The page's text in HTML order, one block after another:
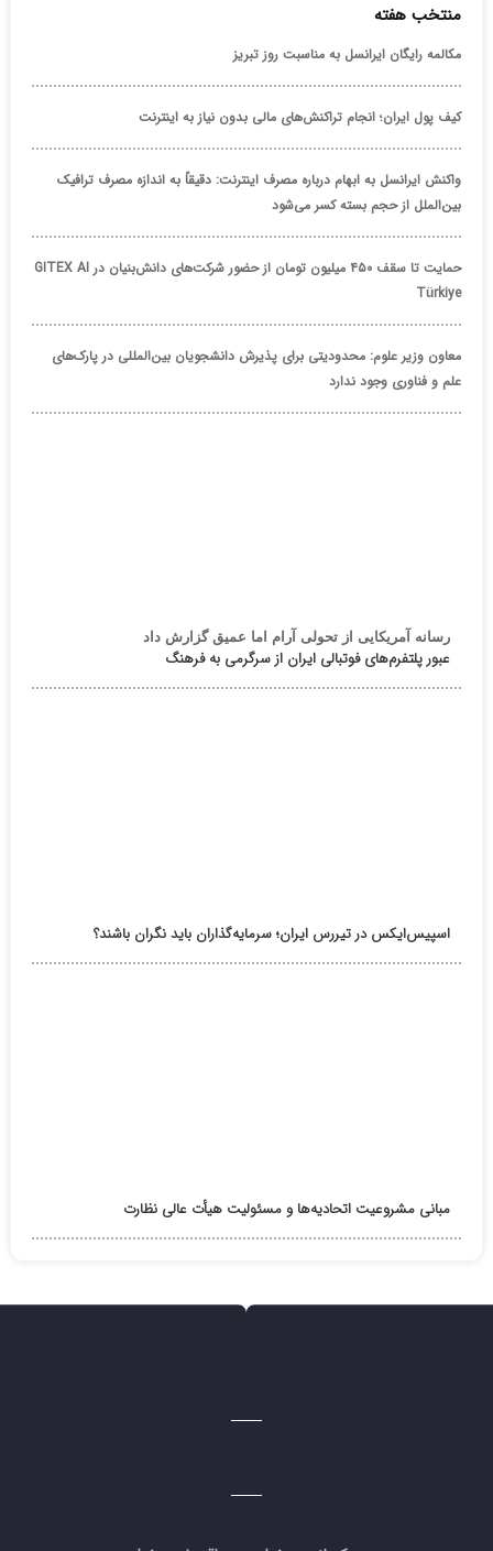
منتخب هفته
مکالمه رایگان ایرانسل به مناسبت روز تبریز
کیف پول ایران؛ انجام تراکنش‌های مالی بدون نیاز به اینترنت
واکنش ایرانسل به ابهام درباره مصرف اینترنت: دقیقاً به اندازه مصرف ترافیک
بین‌الملل از حجم بسته کسر می‌شود
حمایت تا سقف ۴۵۰ میلیون تومان از حضور شرکت‌های دانش‌بنیان در GITEX AI
Türkiye
معاون وزیر علوم: محدودیتی برای پذیرش دانشجویان بین‌المللی در پارک‌های
علم و فناوری وجود ندارد
رسانه آمریکایی از تحولی آرام اما عمیق گزارش داد
عبور پلتفرم‌های فوتبالی ایران از سرگرمی به فرهنگ
اسپیس‌ایکس در تیررس ایران؛ سرمایه‌گذاران باید نگران باشند؟
مبانی مشروعیت اتحادیه‌ها و مسئولیت هیأت عالی نظارت